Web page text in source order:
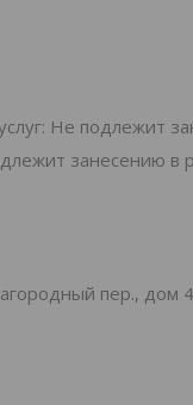
Не подлежит
занесению в
пер., дом